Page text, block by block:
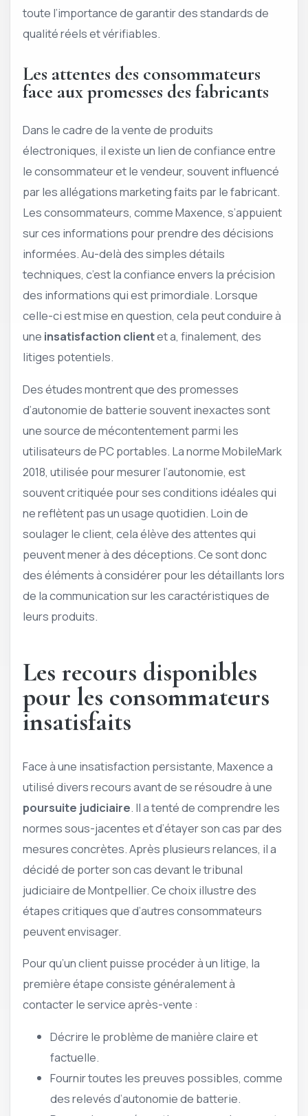
toute l’importance de garantir des standards de
qualité réels et vérifiables.
Les attentes des consommateurs
face aux promesses des fabricants
Dans le cadre de la vente de produits
électroniques, il existe un lien de confiance entre
le consommateur et le vendeur, souvent influencé
par les allégations marketing faits par le fabricant.
Les consommateurs, comme Maxence, s’appuient
sur ces informations pour prendre des décisions
informées. Au-delà des simples détails
techniques, c’est la confiance envers la précision
des informations qui est primordiale. Lorsque
celle-ci est mise en question, cela peut conduire à
une insatisfaction clientet a, finalement, des
litiges potentiels.
Des études montrent que des promesses
d’autonomie de batterie souvent inexactes sont
une source de mécontentement parmi les
utilisateurs de PC portables. La norme MobileMark
2018, utilisée pour mesurer l’autonomie, est
souvent critiquée pour ses conditions idéales qui
ne reflètent pas un usage quotidien. Loin de
soulager le client, cela élève des attentes qui
peuvent mener à des déceptions. Ce sont donc
des éléments à considérer pour les détaillants lors
de la communication sur les caractéristiques de
leurs produits.
Les recours disponibles
pour les consommateurs
insatisfaits
Face à une insatisfaction persistante, Maxence a
utilisé divers recours avant de se résoudre à une
poursuite judiciaire. Il a tenté de comprendre les
normes sous-jacentes et d’étayer son cas par des
mesures concrètes. Après plusieurs relances, il a
décidé de porter son cas devant le tribunal
judiciaire de Montpellier. Ce choix illustre des
étapes critiques que d’autres consommateurs
peuvent envisager.
Pour qu’un client puisse procéder à un litige, la
première étape consiste généralement à
contacter le service après-vente :
Décrire le problème de manière claire et
factuelle.
Fournir toutes les preuves possibles, comme
des relevés d’autonomie de batterie.